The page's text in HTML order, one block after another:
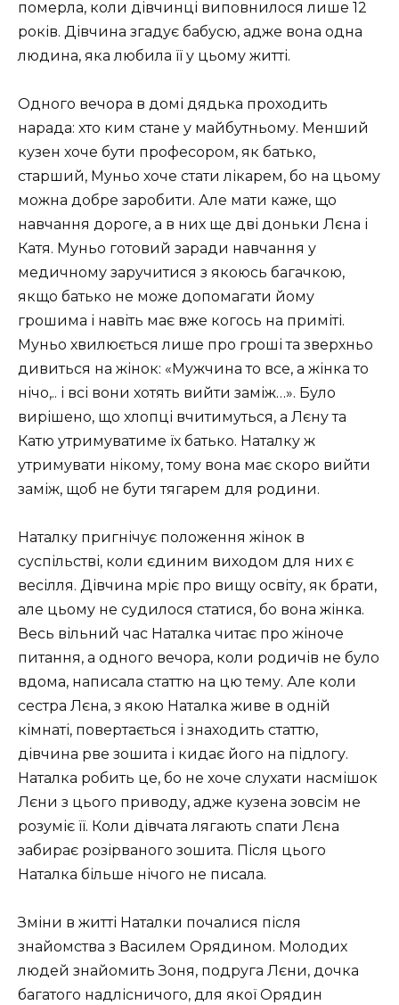
померла, коли дівчинці виповнилося лише 12
років. Дівчина згадує бабусю, адже вона одна
людина, яка любила її у цьому житті.
Одного вечора в домі дядька проходить
нарада: хто ким стане у майбутньому. Менший
кузен хоче бути професором, як батько,
старший, Муньо хоче стати лікарем, бо на цьому
можна добре заробити. Але мати каже, що
навчання дороге, а в них ще дві доньки Лєна і
Катя. Муньо готовий заради навчання у
медичному заручитися з якоюсь багачкою,
якщо батько не може допомагати йому
грошима і навіть має вже когось на приміті.
Муньо хвилюється лише про гроші та зверхньо
дивиться на жінок: «Мужчина то все, а жінка то
нічо,.. і всі вони хотять вийти заміж…». Було
вирішено, що хлопці вчитимуться, а Лєну та
Катю утримуватиме їх батько. Наталку ж
утримувати нікому, тому вона має скоро вийти
заміж, щоб не бути тягарем для родини.
Наталку пригнічує положення жінок в
суспільстві, коли єдиним виходом для них є
весілля. Дівчина мріє про вищу освіту, як брати,
але цьому не судилося статися, бо вона жінка.
Весь вільний час Наталка читає про жіноче
питання, а одного вечора, коли родичів не було
вдома, написала статтю на цю тему. Але коли
сестра Лєна, з якою Наталка живе в одній
кімнаті, повертається і знаходить статтю,
дівчина рве зошита і кидає його на підлогу.
Наталка робить це, бо не хоче слухати насмішок
Лєни з цього приводу, адже кузена зовсім не
розуміє її. Коли дівчата лягають спати Лєна
забирає розірваного зошита. Після цього
Наталка більше нічого не писала.
Зміни в житті Наталки почалися після
знайомства з Василем Орядином. Молодих
людей знайомить Зоня, подруга Лєни, дочка
багатого надлісничого, для якої Орядин